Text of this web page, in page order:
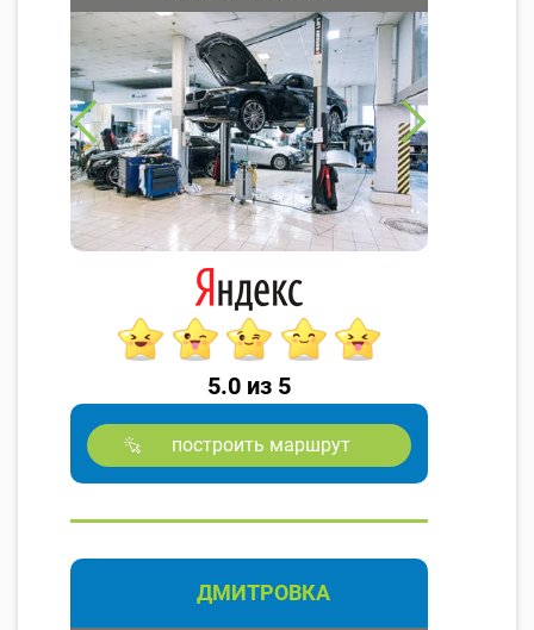
5.0 из 5
построить маршрут
ДМИТРОВКА